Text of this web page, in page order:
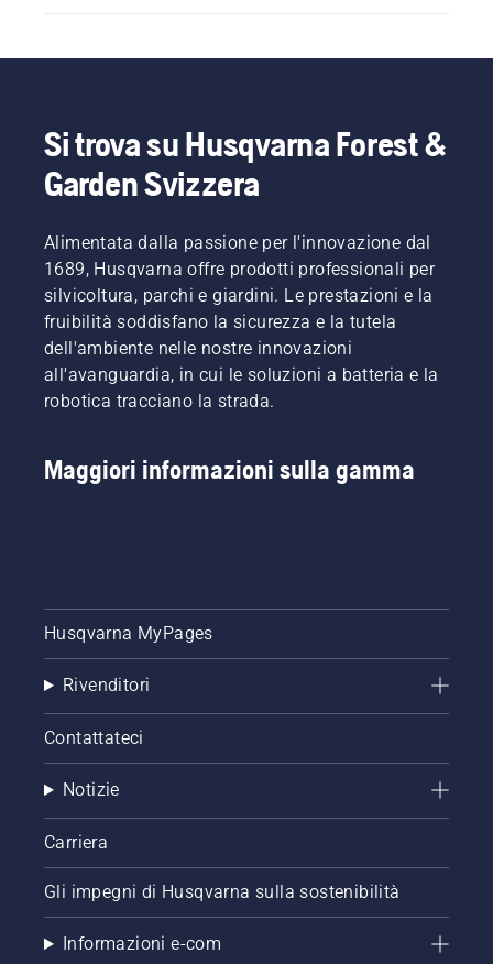
Si trova su Husqvarna Forest &
Garden Svizzera
Alimentata dalla passione per l'innovazione dal
1689, Husqvarna offre prodotti professionali per
silvicoltura, parchi e giardini. Le prestazioni e la
fruibilità soddisfano la sicurezza e la tutela
dell'ambiente nelle nostre innovazioni
all'avanguardia, in cui le soluzioni a batteria e la
robotica tracciano la strada.
Maggiori informazioni sulla gamma
Husqvarna MyPages
Rivenditori
Contattateci
Notizie
Carriera
Gli impegni di Husqvarna sulla sostenibilità
Informazioni e-com